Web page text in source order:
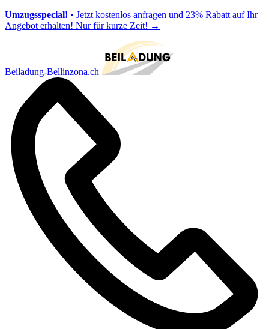
Umzugsspecial! • Jetzt kostenlos anfragen und 23% Rabatt auf Ihr
Angebot erhalten! Nur für kurze Zeit! →
Beiladung-Bellinzona.ch